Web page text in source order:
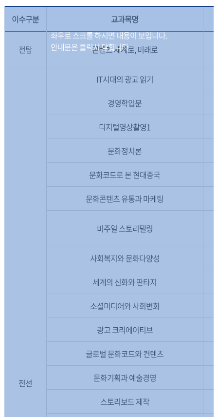
이수구분 교과목명
전탐 콘텐츠 세계로, 미래로
전선
IT시대의 광고 읽기
경영학입문
디지털영상촬영1
문화정치론
문화코드로 본 현대중국
문화콘텐츠 유통과 마케팅
비주얼 스토리텔링
사회복지와 문화다양성
세계의 신화와 판타지
소셜미디어와 사회변화
광고 크리에이티브
글로벌 문화코드와 컨텐츠
문화기획과 예술경영
스토리보드 제작